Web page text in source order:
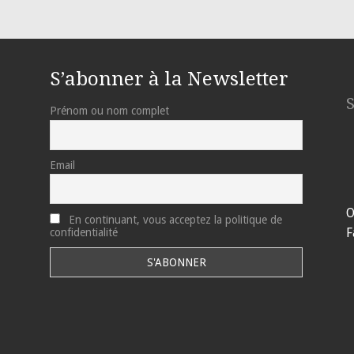
S’abonner à la Newsletter
Prénom ou nom complet
Email
En continuant, vous acceptez la politique de
confidentialité